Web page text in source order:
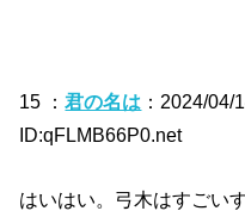
15 ：君の名は ：2024/04/
ID:qFLMB66P0.net
はいはい。弓木はすごい